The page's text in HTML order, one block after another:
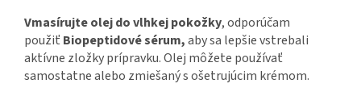
Vmasírujte olej do vlhkej pokožky, odporúčam
použiťBiopeptidové sérum,aby sa lepšie vstrebali
aktívne zložky prípravku. Olej môžete používať
samostatne alebo zmiešaný s ošetrujúcim krémom.